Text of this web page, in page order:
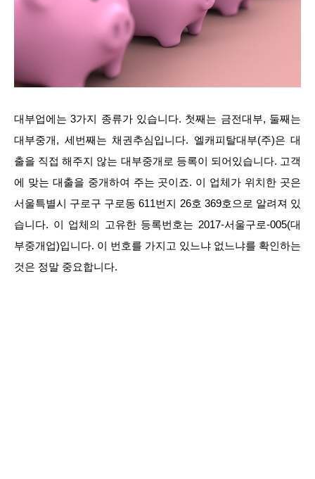
대부업에는 3가지 종류가 있습니다. 첫째는 금전대부, 둘째는
대부중개, 세번째는 채권추심입니다. 엘캐피탈대부(주)은 대
출을 직접 해주지 않는 대부중개로 등록이 되어있습니다. 고객
에 맞는 대출을 중개하여 주는 곳이죠. 이 업체가 위치한 곳은
서울특별시 구로구 구로동 611번지 26호 369호으로 알려져 있
습니다. 이 업체의 고유한 등록번호는 2017-서울구로-005(대
부중개업)입니다. 이 번호를 가지고 있느냐 없느냐를 확인하는
것은 정말 중요합니다.